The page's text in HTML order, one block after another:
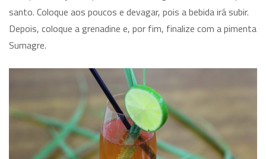
santo. Coloque aos poucos e devagar, pois a bebida irá subir.
Depois, coloque a grenadine e, por fim, finalize com a pimenta
Sumagre.